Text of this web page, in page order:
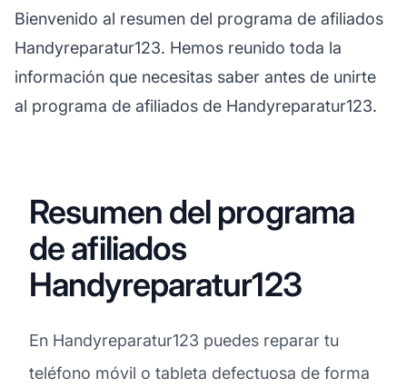
Bienvenido al resumen del programa de afiliados
Handyreparatur123. Hemos reunido toda la
información que necesitas saber antes de unirte
al programa de afiliados de Handyreparatur123.
Resumen del programa
de afiliados
Handyreparatur123
En Handyreparatur123 puedes reparar tu
teléfono móvil o tableta defectuosa de forma